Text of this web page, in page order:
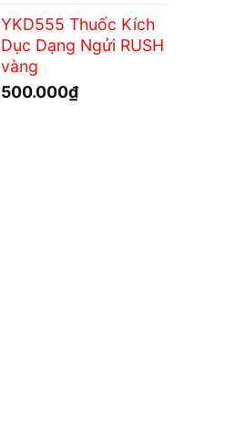
YKD555 Thuốc Kích
Dục Dạng Ngửi RUSH
vàng
500.000₫